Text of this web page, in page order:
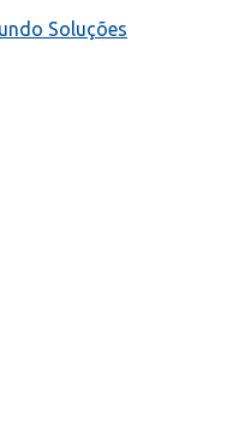
Soluções